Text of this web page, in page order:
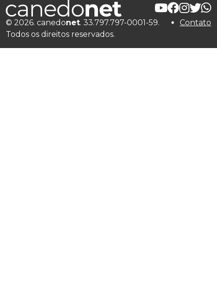
© 2026. canedonet. 33.797.797-0001-59.
Todos os direitos reservados.
Contato